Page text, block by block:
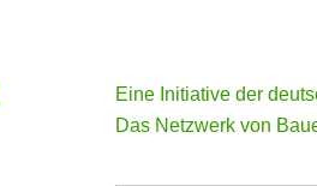
Eine Initiative der
Das Netzwerk von